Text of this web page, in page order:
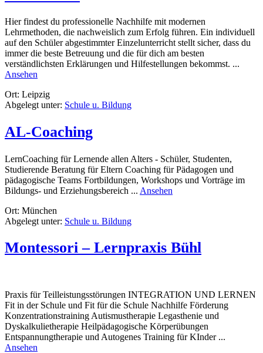
Hier findest du professionelle Nachhilfe mit modernen
Lehrmethoden, die nachweislich zum Erfolg führen. Ein individuell
auf den Schüler abgestimmter Einzelunterricht stellt sicher, dass du
immer die beste Betreuung und die für dich am besten
verständlichsten Erklärungen und Hilfestellungen bekommst. ...
Ansehen
Ort: Leipzig
Abgelegt unter: Schule u. Bildung
AL-Coaching
LernCoaching für Lernende allen Alters - Schüler, Studenten,
Studierende Beratung für Eltern Coaching für Pädagogen und
pädagogische Teams Fortbildungen, Workshops und Vorträge im
Bildungs- und Erziehungsbereich ... Ansehen
Ort: München
Abgelegt unter: Schule u. Bildung
Montessori – Lernpraxis Bühl
Praxis für Teilleistungsstörungen INTEGRATION UND LERNEN
Fit in der Schule und Fit für die Schule Nachhilfe Förderung
Konzentrationstraining Autismustherapie Legasthenie und
Dyskalkulietherapie Heilpädagogische Körperübungen
Entspannungtherapie und Autogenes Training für KInder ...
Ansehen